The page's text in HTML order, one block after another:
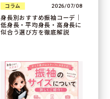
コラム 2026/07/08
身長別おすすめ振袖コーデ｜
低身長・平均身長・高身長に
似合う選び方を徹底解説